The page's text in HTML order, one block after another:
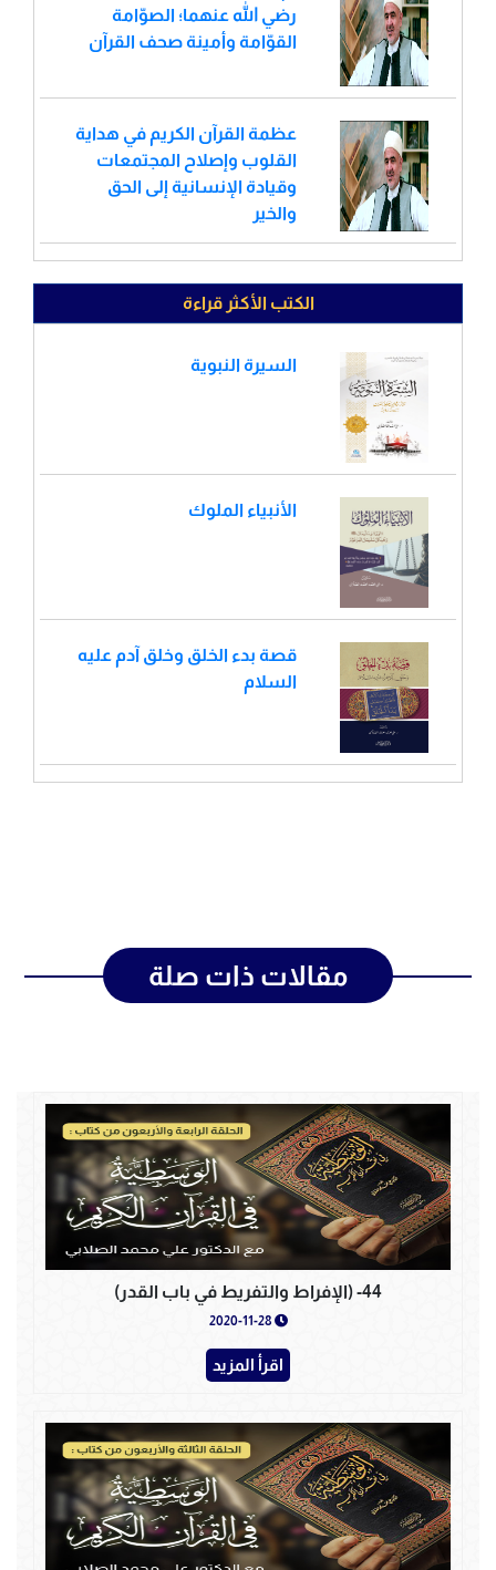
رضي الله عنهما؛ الصوّامة
القوّامة وأمينة صحف القرآن
عظمة القرآن الكريم في هداية
القلوب وإصلاح المجتمعات
وقيادة الإنسانية إلى الحق
والخير
الكتب الأكثر قراءة
السيرة النبوية
الأنبياء الملوك
قصة بدء الخلق وخلق آدم عليه
السلام
مقالات ذات صلة
44- (الإفراط والتفريط في باب القدر)
اقرأ المزيد